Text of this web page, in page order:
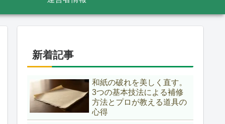
新着記事
和紙の破れを美しく直す。
3つの基本技法による補修
方法とプロが教える道具の
心得